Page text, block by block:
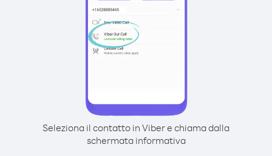
Seleziona il contatto in Viber e chiama dalla
schermata informativa